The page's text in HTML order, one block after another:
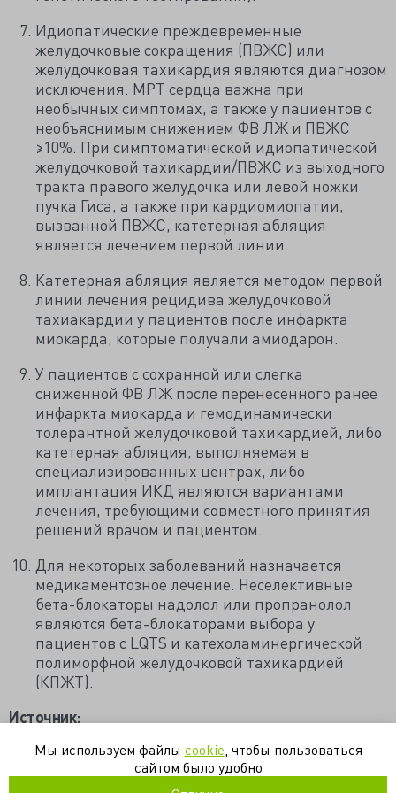
Идиопатические преждевременные
желудочковые сокращения (ПВЖС) или
желудочковая тахикардия являются диагнозом
исключения. МРТ сердца важна при
необычных симптомах, а также у пациентов с
необъяснимым снижением ФВ ЛЖ и ПВЖС
≥10%. При симптоматической идиопатической
желудочковой тахикардии/ПВЖС из выходного
тракта правого желудочка или левой ножки
пучка Гиса, а также при кардиомиопатии,
вызванной ПВЖС, катетерная абляция
является лечением первой линии.
Катетерная абляция является методом первой
линии лечения рецидива желудочковой
тахиакардии у пациентов после инфаркта
миокарда, которые получали амиодарон.
У пациентов с сохранной или слегка
сниженной ФВ ЛЖ после перенесенного ранее
инфаркта миокарда и гемодинамически
толерантной желудочковой тахикардией, либо
катетерная абляция, выполняемая в
специализированных центрах, либо
имплантация ИКД являются вариантами
лечения, требующими совместного принятия
решений врачом и пациентом.
Для некоторых заболеваний назначается
медикаментозное лечение. Неселективные
бета-блокаторы надолол или пропранолол
являются бета-блокаторами выбора у
пациентов с LQTS и катехоламинергической
полиморфной желудочковой тахикардией
(КПЖТ).
Источник:
внезапная смерть
Мы используем файлы cookie , чтобы пользоваться
сайтом было удобно